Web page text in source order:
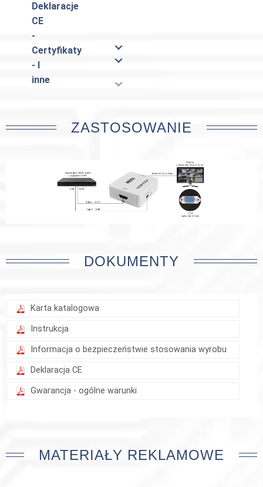
Deklaracje
CE
-
Certyfikaty
- I
inne
ZASTOSOWANIE
DOKUMENTY
Karta katalogowa
Instrukcja
Informacja o bezpieczeństwie stosowania wyrobu
Deklaracja CE
Gwarancja - ogólne warunki
MATERIAŁY REKLAMOWE